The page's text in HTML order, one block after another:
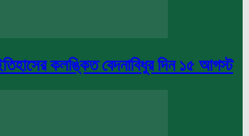
কলঙ্কিত বেদনাবিধুর দিন ১৫ আগস্ট